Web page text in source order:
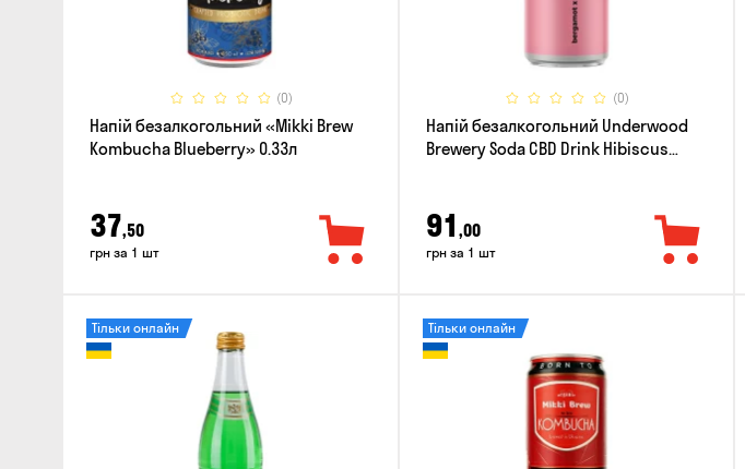
(0)
Напій безалкогольний «Mikki Brew
Kombucha Blueberry» 0.33л
37,50
грн за 1 шт
(0)
Напій безалкогольний Underwood
Brewery Soda CBD Drink Hibiscus
91 ,00
грн за 1 шт
Тільки онлайн Тільки онлайн